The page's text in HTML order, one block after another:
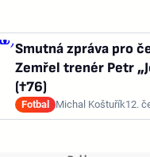
Smutná zpráva pro
Zemřel trenér Petr
(†76)
Fotbal Michal Koštuřík12.